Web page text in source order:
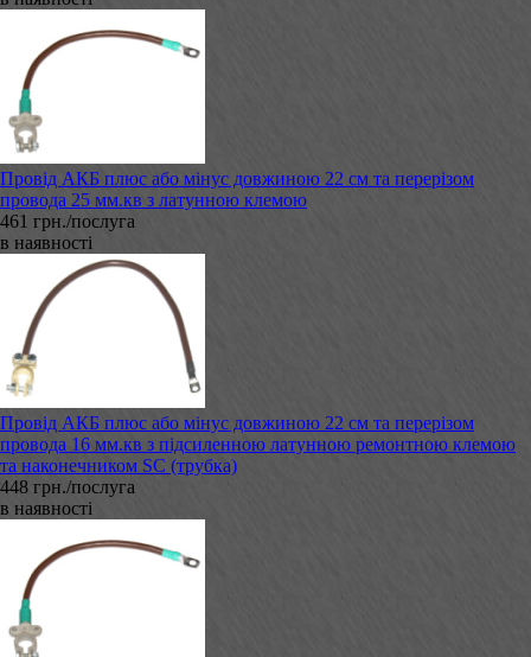
Провід АКБ плюс або мінус довжиною 22 см та перерізом
провода 25 мм.кв з латунною клемою
461 грн./послуга
в наявності
Провід АКБ плюс або мінус довжиною 22 см та перерізом
провода 16 мм.кв з підсиленною латунною ремонтною клемою
та наконечником SC (трубка)
448 грн./послуга
в наявності